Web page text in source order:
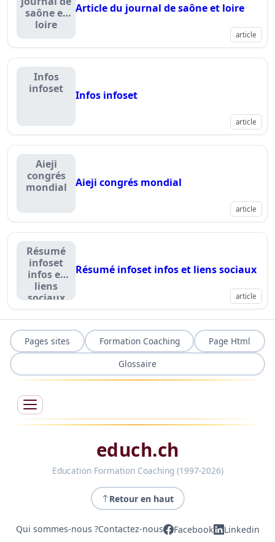
saône et
loire
Article du journal de saône et loire
article
Infos
infoset
Infos infoset
article
Aieji
congrés
mondial
Aieji congrés mondial
article
Résumé
infoset
infos et
liens
sociaux
Résumé infoset infos et liens sociaux
article
Pages sites Formation Coaching
Page Html
Glossaire
educh.ch
Education Formation Coaching (1997-2026)
Retour en haut
Qui sommes-nous ?Contactez-nous Facebook
Linkedin